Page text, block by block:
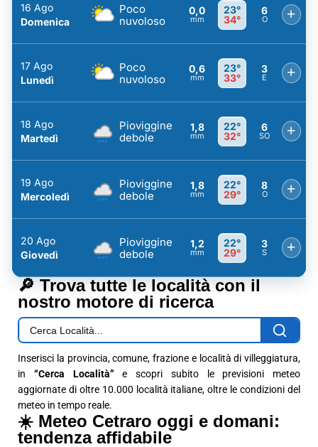
16 Ago
Domenica
Poco
nuvoloso
0,0
mm
23°
34°
6
O +
17 Ago
Lunedì
Poco
nuvoloso
0,6
mm
23°
33°
3
E +
18 Ago
Martedì
Pioviggine
debole
1,8
mm
22°
32°
6
SO +
19 Ago
Mercoledì
Pioviggine
debole
1,8
mm
22°
29°
8
O +
20 Ago
Giovedì
Pioviggine
debole
1,2
mm
22°
29°
3
S +
🔎 Trova tutte le località con il
nostro motore di ricerca
Inserisci la provincia, comune, frazione e località di villeggiatura,
in “Cerca Località” e scopri subito le previsioni meteo
aggiornate di oltre 10.000 località italiane, oltre le condizioni del
meteo in tempo reale.
☀️ Meteo Cetraro oggi e domani:
tendenza affidabile